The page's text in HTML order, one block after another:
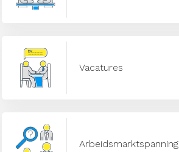
Vacatures
Arbeidsmarktspanning